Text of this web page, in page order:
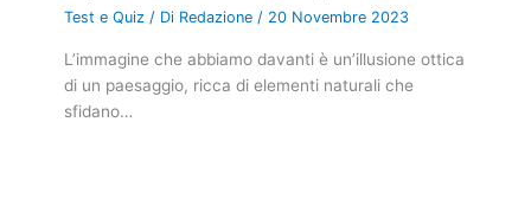
Test e Quiz / Di Redazione/ 20 Novembre 2023
L’immagine che abbiamo davanti è un’illusione ottica
di un paesaggio, ricca di elementi naturali che
sfidano…